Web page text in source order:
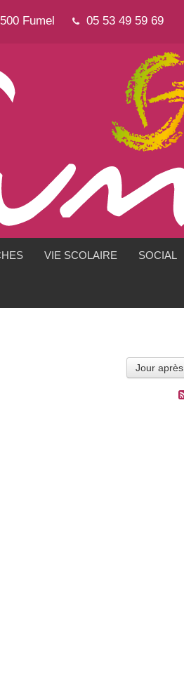
Fumel 05 53 49 59 69
VIE SCOLAIRE SOCIAL
Jour après